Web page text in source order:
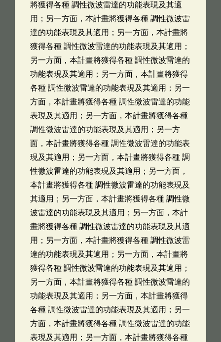
將獲得各種 調性微波雷達的功能表現及其適
用；另一方面，本計畫將獲得各種 調性微波雷
達的功能表現及其適用；另一方面，本計畫將
獲得各種 調性微波雷達的功能表現及其適用；
另一方面，本計畫將獲得各種 調性微波雷達的
功能表現及其適用；另一方面，本計畫將獲得
各種 調性微波雷達的功能表現及其適用；另一
方面，本計畫將獲得各種 調性微波雷達的功能
表現及其適用；另一方面，本計畫將獲得各種
調性微波雷達的功能表現及其適用；另一方
面，本計畫將獲得各種 調性微波雷達的功能表
現及其適用；另一方面，本計畫將獲得各種 調
性微波雷達的功能表現及其適用；另一方面，
本計畫將獲得各種 調性微波雷達的功能表現及
其適用；另一方面，本計畫將獲得各種 調性微
波雷達的功能表現及其適用；另一方面，本計
畫將獲得各種 調性微波雷達的功能表現及其適
用；另一方面，本計畫將獲得各種 調性微波雷
達的功能表現及其適用；另一方面，本計畫將
獲得各種 調性微波雷達的功能表現及其適用；
另一方面，本計畫將獲得各種 調性微波雷達的
功能表現及其適用；另一方面，本計畫將獲得
各種 調性微波雷達的功能表現及其適用；另一
方面，本計畫將獲得各種 調性微波雷達的功能
表現及其適用；另一方面，本計畫將獲得各種